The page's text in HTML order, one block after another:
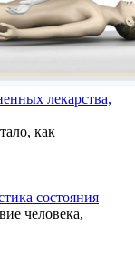
лекарства,
как
состояния
человека,